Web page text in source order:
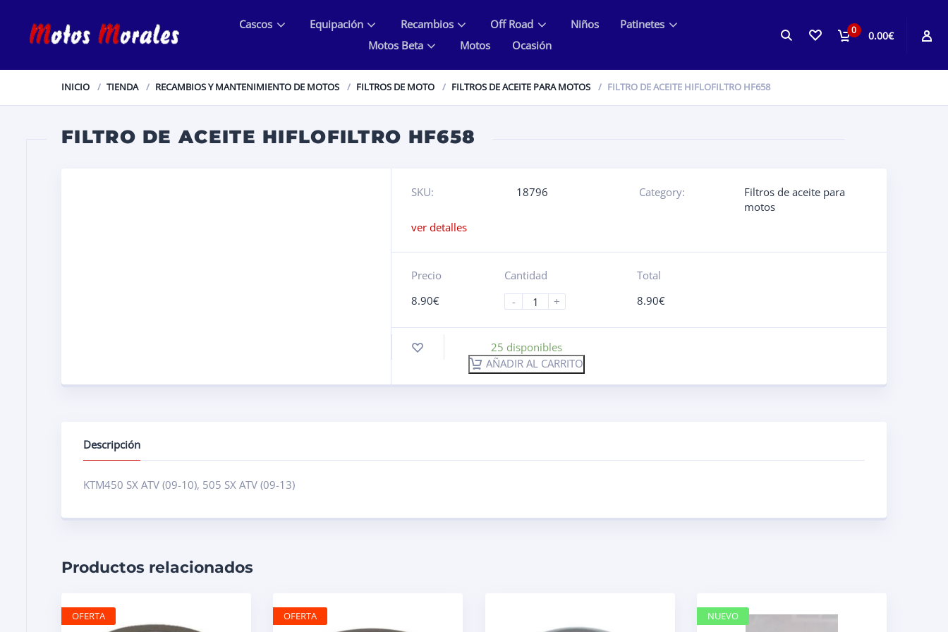
0 0.00€
Cascos Equipación Recambios Off Road Niños
Patinetes
Motos Beta
Motos Ocasión
INICIO TIENDA RECAMBIOS Y MANTENIMIENTO DE MOTOS FILTROS DE MOTO FILTROS DE ACEITE PARA MOTOS FILTRO DE ACEITE HIFLOFILTRO HF658
FILTRO DE ACEITE HIFLOFILTRO HF658
SKU: 18796 Category:
Filtros de aceite para
motos
ver detalles
Precio
8.90€
Cantidad
-
+
Total
8.90€
25 disponibles
AÑADIR AL CARRITO
Descripción
KTM450 SX ATV (09-10), 505 SX ATV (09-13)
Productos relacionados
OFERTA OFERTA NUEVO